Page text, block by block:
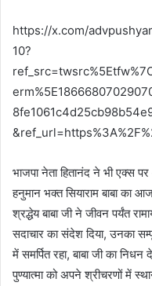
https://x.com/
10?
भाजपा नेता हितानंद ने भी एक्स
हनुमान भक्त सियाराम बाबा का
श्रद्धेय बाबा जी ने जीवन पर्यंत
सदाचार का संदेश दिया, उनका
में समर्पित रहा, बाबा जी का
पुण्यात्मा को अपने श्रीचरणों में